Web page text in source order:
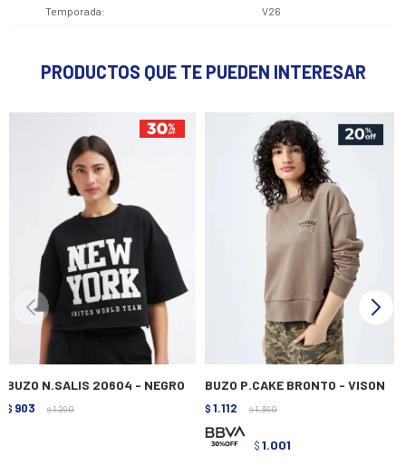
Temporada V26
PRODUCTOS QUE TE PUEDEN INTERESAR
BUZO N.SALIS 20604 - NEGRO
$ 903 $ 1.290
BUZO P.CAKE BRONTO - VISON
$ 1.112 $ 1.390
$ 1.001